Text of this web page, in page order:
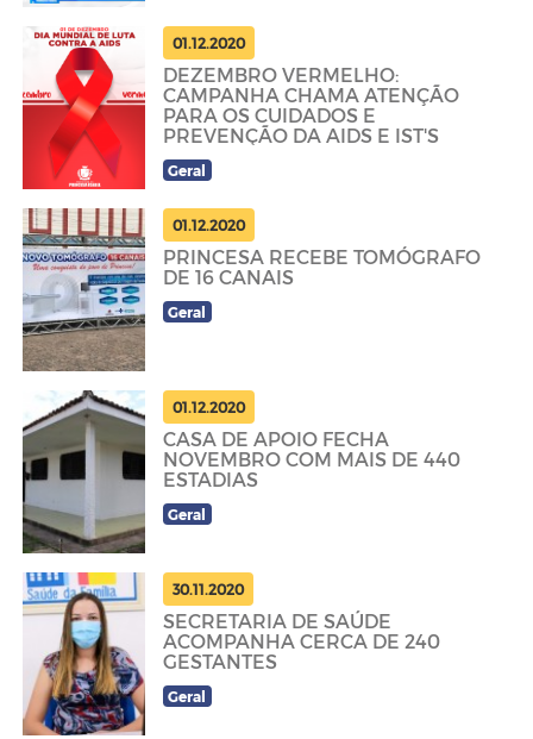
01.12.2020
DEZEMBRO VERMELHO:
CAMPANHA CHAMA ATENÇÃO
PARA OS CUIDADOS E
PREVENÇÃO DA AIDS E IST'S
Geral
01.12.2020
PRINCESA RECEBE TOMÓGRAFO
DE 16 CANAIS
Geral
01.12.2020
CASA DE APOIO FECHA
NOVEMBRO COM MAIS DE 440
ESTADIAS
Geral
30.11.2020
SECRETARIA DE SAÚDE
ACOMPANHA CERCA DE 240
GESTANTES
Geral